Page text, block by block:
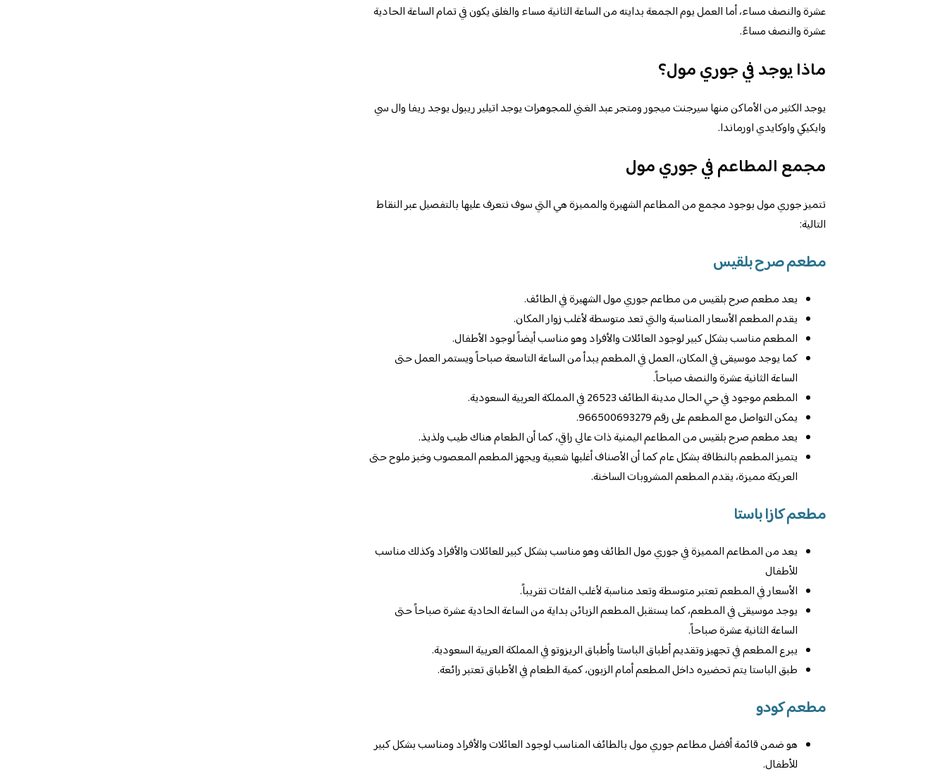
عشرة والنصف مساء، أما العمل يوم الجمعة بدايته من الساعة الثانية مساء والغلق يكون في تمام الساعة الحادية
عشرة والنصف مساءً.
ماذا يوجد في جوري مول؟
يوجد الكثير من الأماكن منها سيرجنت ميجور ومتجر عبد الغني للمجوهرات يوجد اتيلير ريبول يوجد ريفا وال سي
وايكيكي واوكايدي اورماندا.
مجمع المطاعم في جوري مول
تتميز جوري مول بوجود مجمع من المطاعم الشهيرة والمميزة هي التي سوف نتعرف عليها بالتفصيل عبر النقاط
التالية:
مطعم صرح بلقيس
يعد مطعم صرح بلقيس من مطاعم جوري مول الشهيرة في الطائف.
يقدم المطعم الأسعار المناسبة والتي تعد متوسطة لأغلب زوار المكان.
المطعم مناسب بشكل كبير لوجود العائلات والأفراد وهو مناسب أيضاً لوجود الأطفال.
كما يوجد موسيقى في المكان، العمل في المطعم يبدأ من الساعة التاسعة صباحاً ويستمر العمل حتى
الساعة الثانية عشرة والنصف صباحاً.
المطعم موجود في حي الحال مدينة الطائف 26523 في المملكة العربية السعودية.
يمكن التواصل مع المطعم على رقم 966500693279.
يعد مطعم صرح بلقيس من المطاعم اليمنية ذات عالي راقي، كما أن الطعام هناك طيب ولذيذ.
يتميز المطعم بالنظافة بشكل عام كما أن الأصناف أغلبها شعبية ويجهز المطعم المعصوب وخبز ملوح حتى
العريكة مميزة، يقدم المطعم المشروبات الساخنة.
مطعم كازا باستا
يعد من المطاعم المميزة في جوري مول الطائف وهو مناسب بشكل كبير للعائلات والأفراد وكذلك مناسب
للأطفال
الأسعار في المطعم تعتبر متوسطة وتعد مناسبة لأغلب الفئات تقريباً.
يوجد موسيقى في المطعم، كما يستقبل المطعم الزبائن بداية من الساعة الحادية عشرة صباحاً حتى
الساعة الثانية عشرة صباحاً.
يبرع المطعم في تجهيز وتقديم أطباق الباستا وأطباق الريزوتو في المملكة العربية السعودية.
طبق الباستا يتم تحضيره داخل المطعم أمام الزبون، كمية الطعام في الأطباق تعتبر رائعة.
مطعم كودو
هو ضمن قائمة أفضل مطاعم جوري مول بالطائف المناسب لوجود العائلات والأفراد ومناسب بشكل كبير
للأطفال.